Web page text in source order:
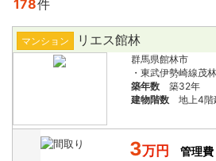
178件
マンション リエス館林
群馬県館林市
・東武伊勢崎線茂
築年数
築32年
建物階数
地上4階
3万円
管理